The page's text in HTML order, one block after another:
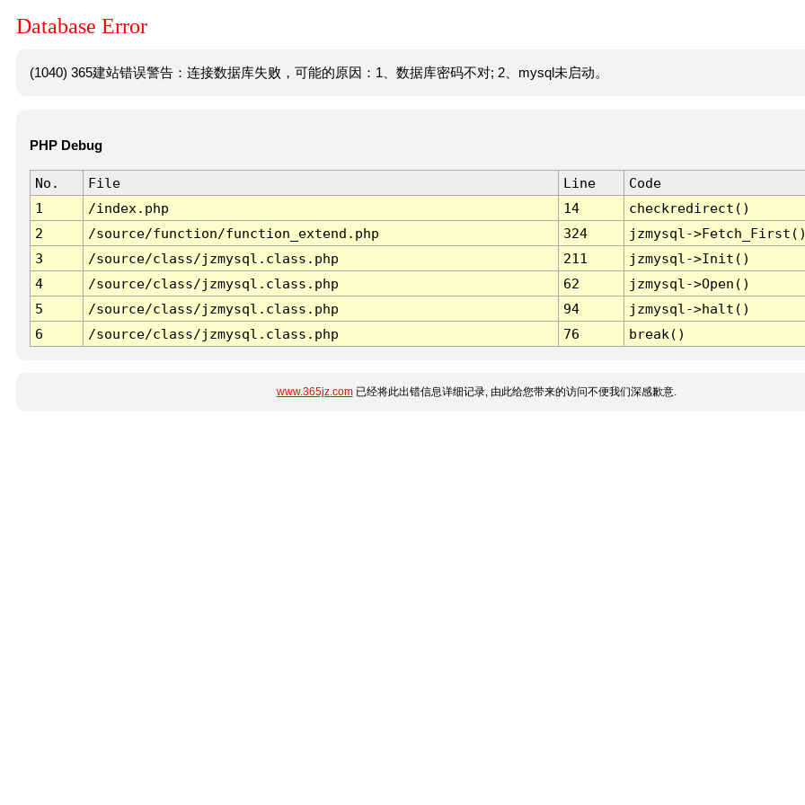
Database Error
(1040) 365建站错误警告：连接数据库失败，可能的原因：1、数据库密码不对; 2、mysql未启动。
PHP Debug
No. File Line
Code
1
/index.php 14
checkredirect()
2
/source/function/function_extend.php 324
jzmysql-
3
/source/class/jzmysql.class.php 211
jzmysql->Init()
4
/source/class/jzmysql.class.php 62
jzmysql->Open()
5
/source/class/jzmysql.class.php 94
jzmysql->halt()
6
/source/class/jzmysql.class.php 76 break()
www.365jz.com已经将此出错信息详细记录, 由此给您带来的访问不便我们深感歉意.